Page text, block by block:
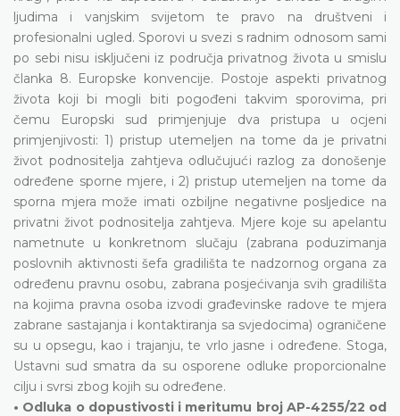
ljudima i vanjskim svijetom te pravo na društveni i
profesionalni ugled. Sporovi u svezi s radnim odnosom sami
po sebi nisu isključeni iz područja privatnog života u smislu
članka 8. Europske konvencije. Postoje aspekti privatnog
života koji bi mogli biti pogođeni takvim sporovima, pri
čemu Europski sud primjenjuje dva pristupa u ocjeni
primjenjivosti: 1) pristup utemeljen na tome da je privatni
život podnositelja zahtjeva odlučujući razlog za donošenje
određene sporne mjere, i 2) pristup utemeljen na tome da
sporna mjera može imati ozbiljne negativne posljedice na
privatni život podnositelja zahtjeva. Mjere koje su apelantu
nametnute u konkretnom slučaju (zabrana poduzimanja
poslovnih aktivnosti šefa gradilišta te nadzornog organa za
određenu pravnu osobu, zabrana posjećivanja svih gradilišta
na kojima pravna osoba izvodi građevinske radove te mjera
zabrane sastajanja i kontaktiranja sa svjedocima) ograničene
su u opsegu, kao i trajanju, te vrlo jasne i određene. Stoga,
Ustavni sud smatra da su osporene odluke proporcionalne
cilju i svrsi zbog kojih su određene.
• Odluka o dopustivosti i meritumu broj AP-4255/22 od